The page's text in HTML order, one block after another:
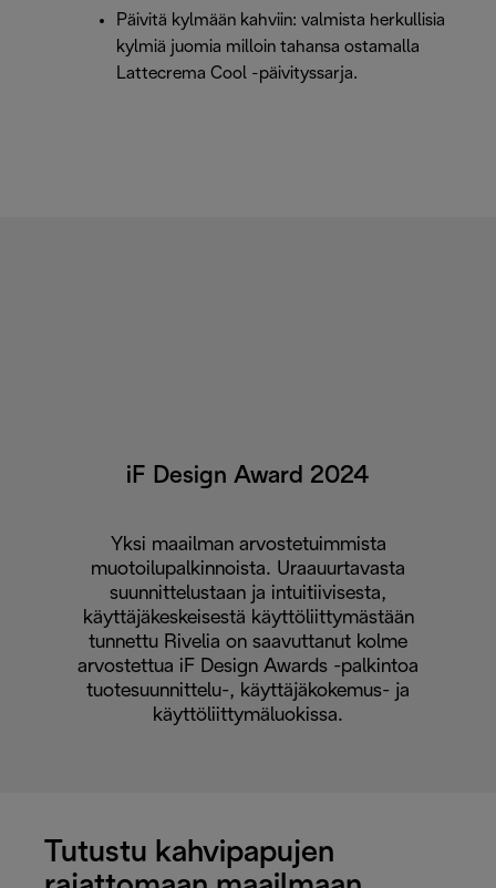
Päivitä kylmään kahviin: valmista herkullisia
kylmiä juomia milloin tahansa ostamalla
Lattecrema Cool -päivityssarja.
iF Design Award 2024
Yksi maailman arvostetuimmista
muotoilupalkinnoista. Uraauurtavasta
suunnittelustaan ja intuitiivisesta,
käyttäjäkeskeisestä käyttöliittymästään
tunnettu Rivelia on saavuttanut kolme
arvostettua iF Design Awards -palkintoa
tuotesuunnittelu-, käyttäjäkokemus- ja
käyttöliittymäluokissa.
Tutustu kahvipapujen